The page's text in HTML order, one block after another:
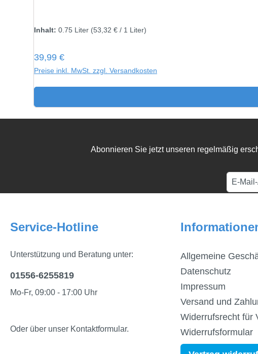
Inhalt: 0.75 Liter (53,32 € / 1 Liter)
Regulärer Preis:
39,99 €
Preise inkl. MwSt. zzgl. Versandkosten
Abonnieren Sie jetzt unseren regelmäßig
Service-Hotline
Unterstützung und Beratung unter:
01556-6255819
Mo-Fr, 09:00 - 17:00 Uhr
Oder über unser Kontaktformular.
Allgemeine
Datenschutz
Impressum
Versand und
Widerrufsrecht für
Widerrufsformular